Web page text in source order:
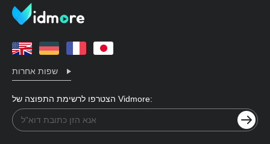
שפות אחרות
הצטרפו לרשימת התפוצה של Vidmore: